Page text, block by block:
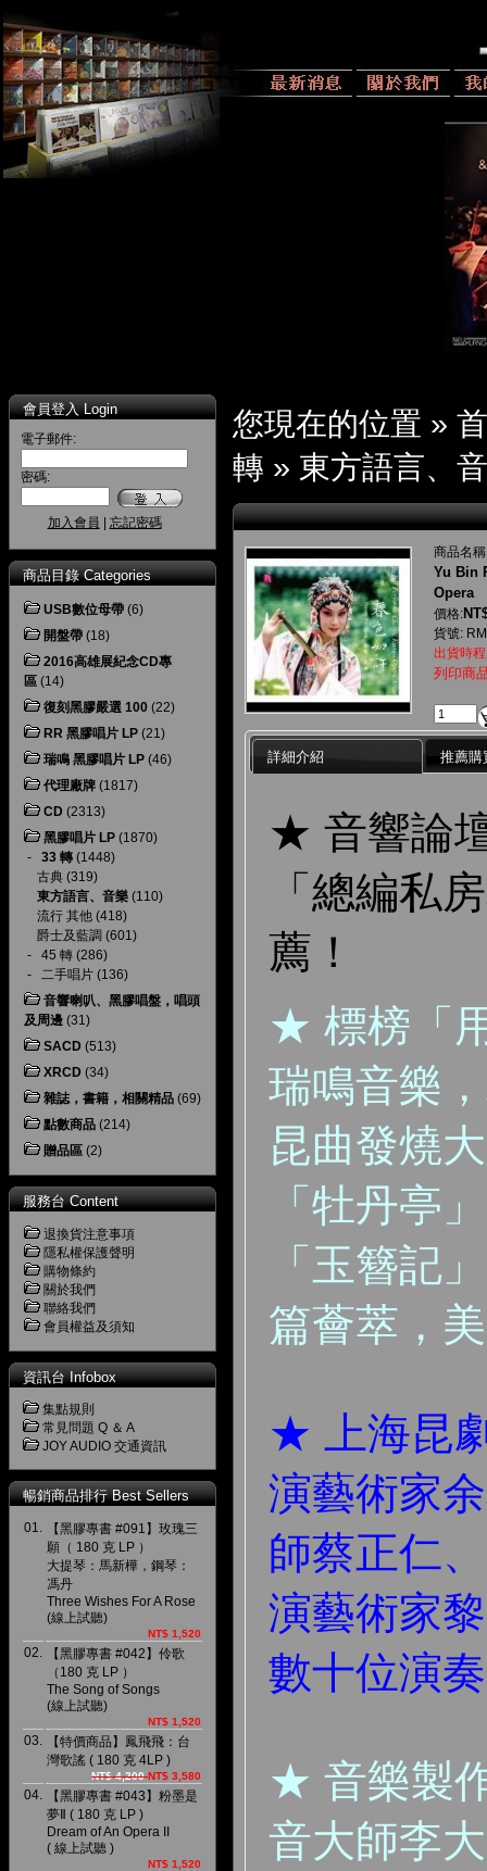
會員登入 Login
電子郵件:
密碼:
加入會員 忘記密碼
商品目錄 Categories
USB數位母帶 (6)
開盤帶 (18)
2016高雄展紀念CD專
區 (14)
復刻黑膠嚴選 100 (22)
RR 黑膠唱片 LP (21)
瑞鳴 黑膠唱片 LP (46)
代理廠牌 (1817)
CD (2313)
黑膠唱片 LP (1870)
- 33 轉 (1448)
古典 (319)
東方語言、音樂 (110)
流行 其他 (418)
爵士及藍調 (601)
- 45 轉 (286)
- 二手唱片 (136)
音響喇叭、黑膠唱盤，唱頭
及周邊 (31)
SACD (513)
XRCD (34)
雜誌，書籍，相關精品 (69)
點數商品 (214)
贈品區 (2)
服務台 Content
退換貨注意事項
隱私權保護聲明
購物條約
關於我們
聯絡我們
會員權益及須知
資訊台 Infobox
集點規則
常見問題 Q ＆ A
JOY AUDIO 交通資訊
暢銷商品排行 Best Sellers
01.
【黑膠專書 #091】玫瑰三
願（ 180 克 LP ）
大提琴：馬新樺，鋼琴：
馮丹
Three Wishes For A Rose
(線上試聽)
NT$ 1,520
02.
【黑膠專書 #042】伶歌
（180 克 LP ）
The Song of Songs
(線上試聽)
NT$ 1,520
03.
【特價商品】鳳飛飛：台
灣歌謠 ( 180 克 4LP )
NT$ 4,200NT$ 3,580
04.
【黑膠專書 #043】粉墨是
夢Ⅱ ( 180 克 LP )
Dream of An Opera II
( 線上試聽 )
NT$ 1,520
您現在的位置 »
轉 » 東方語言、
商品名
Yu Bin
Opera
價格:
貨號:
出貨時
列印商
詳細介紹 推薦購
★ 音響論
「總編私
薦！
★ 標榜「
瑞鳴音樂
昆曲發燒
「牡丹亭
「玉簪記
篇薈萃，
★ 上海昆
演藝術家
師蔡正仁
演藝術家
數十位演
★ 音樂製
音大師李